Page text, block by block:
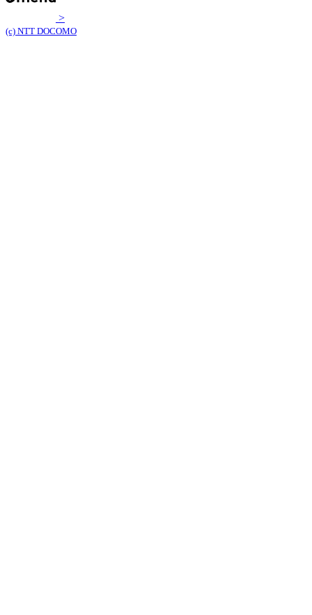
>
(c) NTT DOCOMO